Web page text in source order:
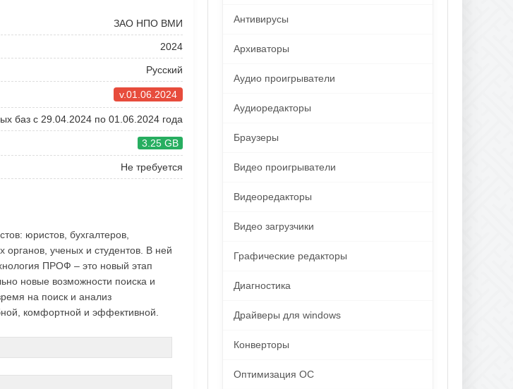
ЗАО НПО ВМИ
2024
Русский
v.01.06.2024
баз с 29.04.2024 по 01.06.2024 года
3.25 GB
Не требуется
юристов, бухгалтеров,
органов, ученых и студентов. В ней
ПРОФ – это новый этап
новые возможности поиска и
на поиск и анализ
комфортной и эффективной.
Антивирусы
Архиваторы
Аудио проигрыватели
Аудиоредакторы
Браузеры
Видео проигрыватели
Видеоредакторы
Видео загрузчики
Графические редакторы
Диагностика
Драйверы для windows
Конверторы
Оптимизация ОС